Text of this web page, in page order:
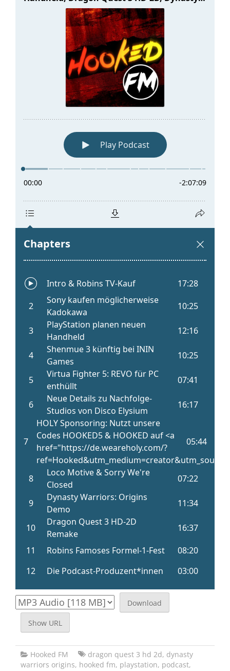
Download
Show URL
Hooked FM dragon quest 3 hd 2d, dynasty
warriors origins, hooked fm, playstation, podcast,